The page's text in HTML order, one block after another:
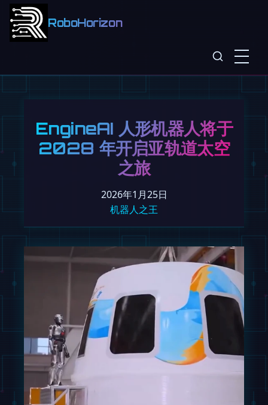
RoboHorizon
EngineAI 人形机器人将于
2028 年开启亚轨道太空
之旅
2026年1月25日
机器人之王